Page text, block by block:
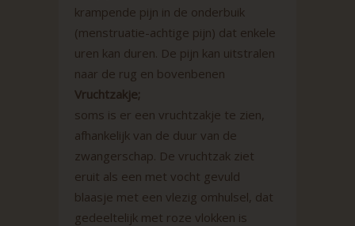
krampende pijn in de onderbuik
(menstruatie-achtige pijn) dat enkele
uren kan duren. De pijn kan uitstralen
naar de rug en bovenbenen
Vruchtzakje;
soms is er een vruchtzakje te zien,
afhankelijk van de duur van de
zwangerschap. De vruchtzak ziet
eruit als een met vocht gevuld
blaasje met een vlezig omhulsel, dat
gedeeltelijk met roze vlokken is